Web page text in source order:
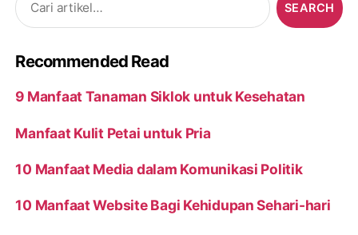
for:
Recommended Read
9 Manfaat Tanaman Siklok untuk Kesehatan
Manfaat Kulit Petai untuk Pria
10 Manfaat Media dalam Komunikasi Politik
10 Manfaat Website Bagi Kehidupan Sehari-hari